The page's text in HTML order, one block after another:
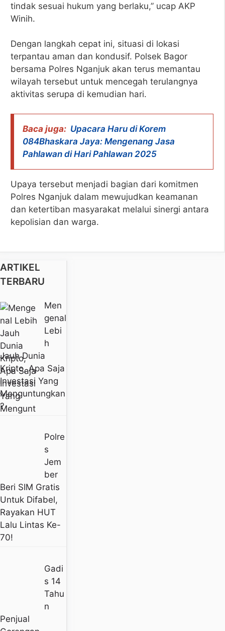
tindak sesuai hukum yang berlaku,” ucap AKP
Winih.
Dengan langkah cepat ini, situasi di lokasi
terpantau aman dan kondusif. Polsek Bagor
bersama Polres Nganjuk akan terus memantau
wilayah tersebut untuk mencegah terulangnya
aktivitas serupa di kemudian hari.
Baca juga: Upacara Haru di Korem
084Bhaskara Jaya: Mengenang Jasa
Pahlawan di Hari Pahlawan 2025
Upaya tersebut menjadi bagian dari komitmen
Polres Nganjuk dalam mewujudkan keamanan
dan ketertiban masyarakat melalui sinergi antara
kepolisian dan warga.
ARTIKEL
TERBARU
Men
Genal
Lebi
H
Jauh Dunia
Kripto, Apa Saja
Investasi Yang
Menguntungkan
?
Polre
S
Jem
Ber
Beri SIM Gratis
Untuk Difabel,
Rayakan HUT
Lalu Lintas Ke-
70!
Gadi
S 14
Tahu
N
Penjual